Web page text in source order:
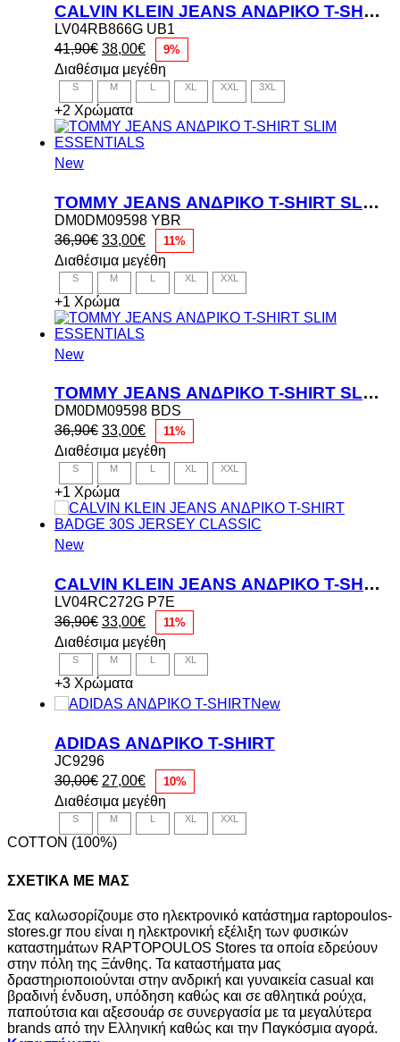
CALVIN KLEIN JEANS ΑΝΔΡΙΚΟ T-SHIRT 30S MICRO MONOLOGO GRAPHIC
LV04RB866G UB1
41,90€ Original
price
was:
41,90€.
38,00€Η
τρέχουσα
τιμή
είναι:
9%
Διαθέσιμα μεγέθη
S M L XL XXL 3XL
+2 Χρώματα
New
TOMMY JEANS ΑΝΔΡΙΚΟ T-SHIRT SLIM ESSENTIALS
DM0DM09598 YBR
36,90€ Original
price
was:
36,90€.
33,00€Η
τρέχουσα
τιμή
είναι:
11%
Διαθέσιμα μεγέθη
S M L XL XXL
+1 Χρώμα
New
TOMMY JEANS ΑΝΔΡΙΚΟ T-SHIRT SLIM ESSENTIALS
DM0DM09598 BDS
36,90€ Original
price
was:
36,90€.
33,00€Η
τρέχουσα
τιμή
είναι:
11%
Διαθέσιμα μεγέθη
S M XL XXL
+1 Χρώμα
New
CALVIN KLEIN JEANS ΑΝΔΡΙΚΟ T-SHIRT BADGE 30S JERSEY CLASSIC
LV04RC272G P7E
36,90€ Original
price
was:
36,90€.
33,00€Η
τρέχουσα
τιμή
είναι:
11%
Διαθέσιμα μεγέθη
S M L XL
+3 Χρώματα
New
ADIDAS ΑΝΔΡΙΚΟ T-SHIRT
JC9296
30,00€ Original
price
was:
30,00€.
27,00€Η
τρέχουσα
τιμή
είναι:
10%
Διαθέσιμα μεγέθη
S M L XL XXL
COTTON (100%)
ΣΧΕΤΙΚΑ ΜΕ ΜΑΣ
Σας καλωσορίζουμε στο ηλεκτρονικό κατάστημα raptopoulos-
stores.gr που είναι η ηλεκτρονική εξέλιξη των φυσικών
καταστημάτων RAPTOPOULOS Stores τα οποία εδρεύουν
στην πόλη της Ξάνθης. Τα καταστήματα μας
δραστηριοποιούνται στην ανδρική και γυναικεία casual και
βραδινή ένδυση, υπόδηση καθώς και σε αθλητικά ρούχα,
παπούτσια και αξεσουάρ σε συνεργασία με τα μεγαλύτερα
brands από την Ελληνική καθώς και την Παγκόσμια αγορά.